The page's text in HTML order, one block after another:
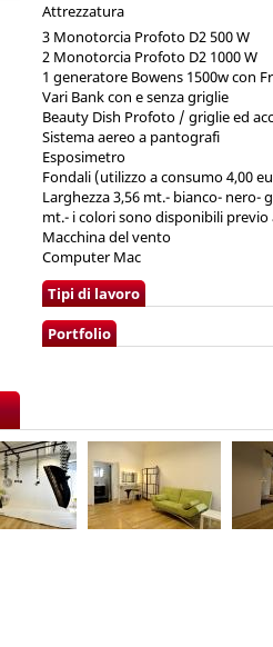
Attrezzatura
3 Monotorcia Profoto D2 500 W
2 Monotorcia Profoto D2 1000 W
1 generatore Bowens 1500w con
Vari Bank con e senza griglie
Beauty Dish Profoto / griglie ed
Sistema aereo a pantografi
Esposimetro
Fondali (utilizzo a consumo 4,00
Larghezza 3,56 mt.- bianco- nero-
mt.- i colori sono disponibili
Macchina del vento
Computer Mac
Tipi di lavoro
Portfolio